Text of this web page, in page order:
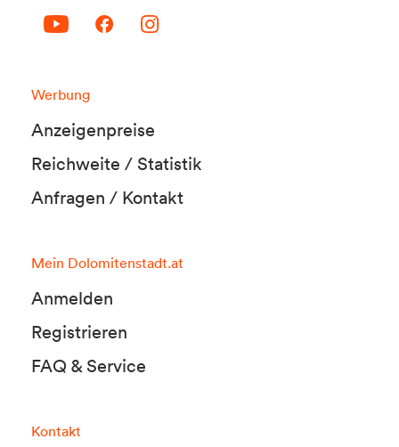
Werbung
Anzeigenpreise
Reichweite / Statistik
Anfragen / Kontakt
Mein Dolomitenstadt.at
Anmelden
Registrieren
FAQ & Service
Kontakt